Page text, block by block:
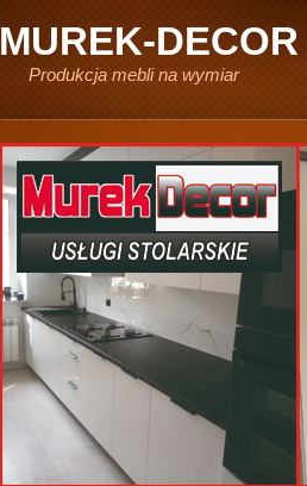
MUREK-DECOR
Produkcja mebli na wymiar